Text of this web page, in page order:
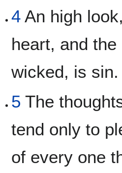
4 An high
heart, and
wicked, is sin.
5 The
tend only to
of every one